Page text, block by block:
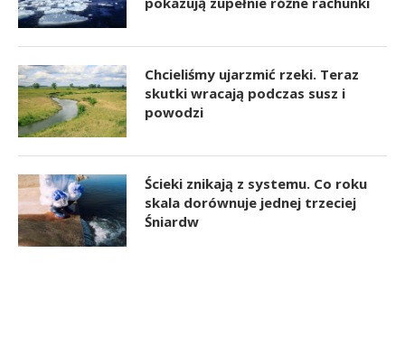
Chcieliśmy ujarzmić rzeki. Teraz
skutki wracają podczas susz i
powodzi
Ścieki znikają z systemu. Co roku
skala dorównuje jednej trzeciej
Śniardw